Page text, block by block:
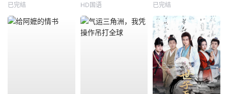
已完结 HD国语 已完结